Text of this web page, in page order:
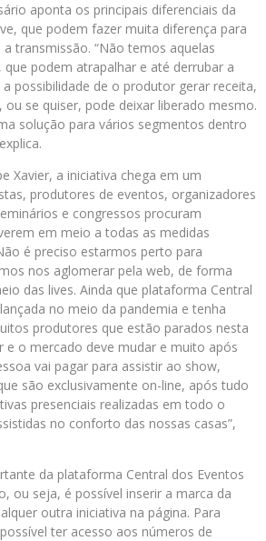
aponta os principais diferenciais da
que podem fazer muita diferença para
transmissão. “Não temos aquelas
que podem atrapalhar e até derrubar a
a possibilidade de o produtor gerar receita,
ou se quiser, pode deixar liberado mesmo.
solução para vários segmentos dentro
Xavier, a iniciativa chega em um
produtores de eventos, organizadores
e congressos procuram
em meio a todas as medidas
é preciso estarmos perto para
nos aglomerar pela web, de forma
das lives. Ainda que plataforma Central
no meio da pandemia e tenha
produtores que estão parados nesta
e o mercado deve mudar e muito após
vai pagar para assistir ao show,
são exclusivamente on-line, após tudo
presenciais realizadas em todo o
no conforto das nossas casas”,
da plataforma Central dos Eventos
ou seja, é possível inserir a marca da
outra iniciativa na página. Para
ter acesso aos números de